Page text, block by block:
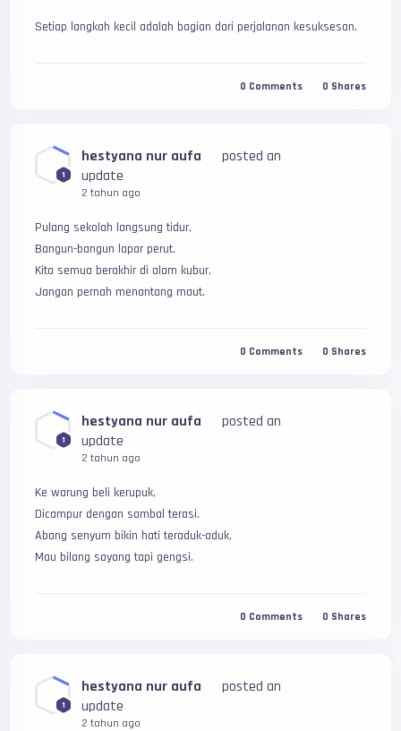
Setiap langkah kecil adalah bagian dari perjalanan kesuksesan.
0 Comments 0 Shares
1
hestyana nur aufa
posted an
update
2 tahun ago
Pulang sekolah langsung tidur,
Bangun-bangun lapar perut.
Kita semua berakhir di alam kubur,
Jangan pernah menantang maut.
0 Comments 0 Shares
1
hestyana nur aufa
posted an
update
2 tahun ago
Ke warung beli kerupuk,
Dicampur dengan sambal terasi.
Abang senyum bikin hati teraduk-aduk,
Mau bilang sayang tapi gengsi.
0 Comments 0 Shares
1
hestyana nur aufa
posted an
update
2 tahun ago